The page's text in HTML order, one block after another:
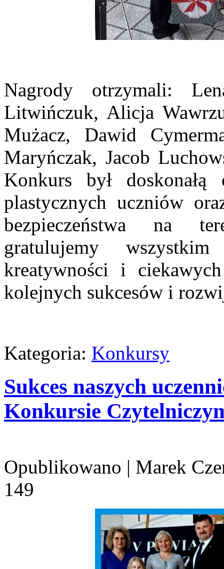
Nagrody otrzymali:
Litwińczuk, Alicja
Mużacz, Dawid
Maryńczak, Jacob
Konkurs był
plastycznych uczniów
bezpieczeństwa na
gratulujemy wszystkim
kreatywności i
kolejnych sukcesów i
Kategoria: Konkursy
Sukces naszych
Konkursie
Opublikowano | Marek
149